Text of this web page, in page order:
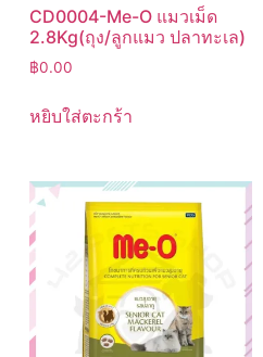
CD0004-Me-O แมวเม็ด
2.8Kg(ถุง/ลูกแมว ปลาทะเล)
฿0.00
หยิบใส่ตะกร้า